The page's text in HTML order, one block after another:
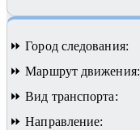
⏩ Город следования:
⏩ Маршрут движения:
⏩ Вид транспорта:
⏩ Направление: